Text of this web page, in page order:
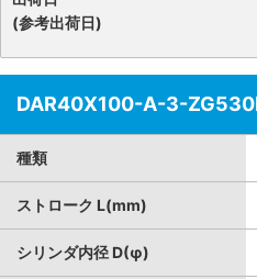
(参考出荷日)
DAR40X100-A-3-
種類
ストローク L(mm)
シリンダ内径 D(φ)